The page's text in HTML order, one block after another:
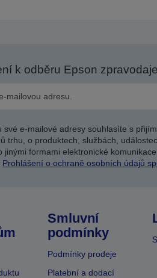
k odběru Epson zpravodaje
své e-mailové adresy souhlasíte s
trhu, o produktech, službách,
jinými formami elektronické
Prohlášení o ochraně osobních údajů
Smluvní
podmínky
Podmínky prodeje
Platební a dodací